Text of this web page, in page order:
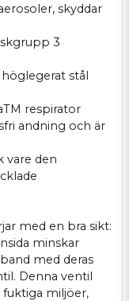
skyddar
3
stål
respirator
andning och är
vare den
med en bra sikt:
minskar
med deras
Denna ventil
miljöer,